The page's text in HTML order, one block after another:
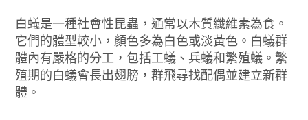
白蟻是一種社會性昆蟲，通常以木質纖維素為食。
它們的體型較小，顏色多為白色或淡黃色。白蟻群
體內有嚴格的分工，包括工蟻、兵蟻和繁殖蟻。繁
殖期的白蟻會長出翅膀，群飛尋找配偶並建立新群
體。